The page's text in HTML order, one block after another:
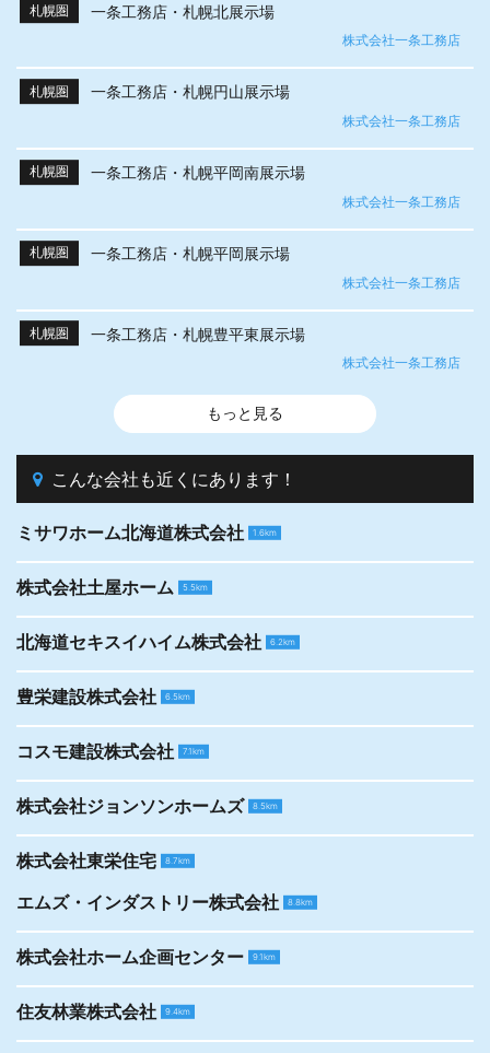
札幌圏 一条工務店・札幌北展示場
株式会社一条工務店
札幌圏 一条工務店・札幌円山展示場
株式会社一条工務店
札幌圏 一条工務店・札幌平岡南展示場
株式会社一条工務店
札幌圏 一条工務店・札幌平岡展示場
株式会社一条工務店
札幌圏 一条工務店・札幌豊平東展示場
株式会社一条工務店
もっと見る
こんな会社も近くにあります！
ミサワホーム北海道株式会社 1.6km
株式会社土屋ホーム 5.5km
北海道セキスイハイム株式会社 6.2km
豊栄建設株式会社 6.5km
コスモ建設株式会社 7.1km
株式会社ジョンソンホームズ 8.5km
株式会社東栄住宅 8.7km
エムズ・インダストリー株式会社 8.8km
株式会社ホーム企画センター 9.1km
住友林業株式会社 9.4km